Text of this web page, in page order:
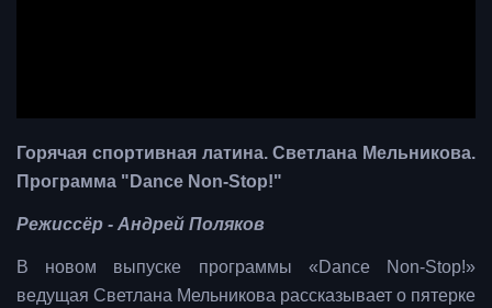
Горячая спортивная латина. Светлана Мельникова.
Программа "Dance Non-Stop!"
Режиссёр - Андрей Поляков
В новом выпуске программы «Dance Non-Stop!»
ведущая Светлана Мельникова рассказывает о пятерке